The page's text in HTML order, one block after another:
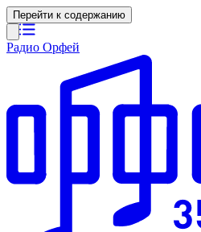
Перейти к содержанию
Радио Орфей